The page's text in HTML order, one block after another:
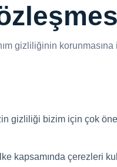
gizliliğinin
gizliliği bizim için çok
kapsamında çerezleri